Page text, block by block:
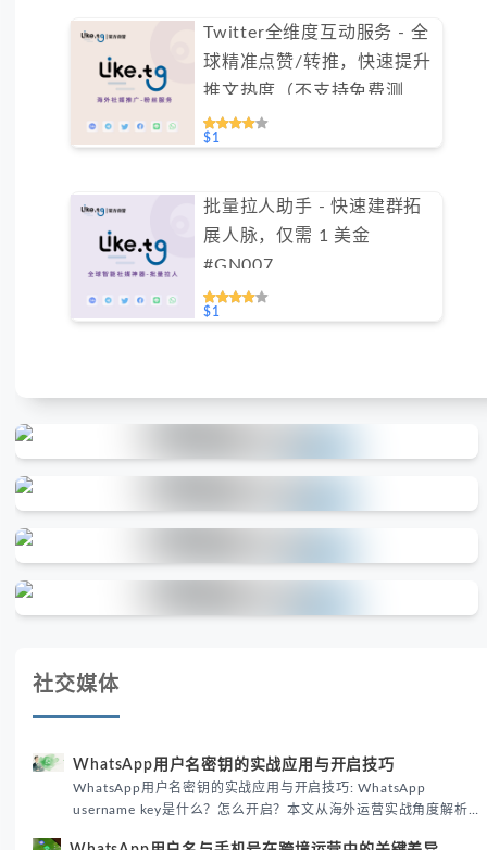
Twitter全维度互动服务 - 全
球精准点赞/转推，快速提升
推文热度（不支持免费测
试）
$1
批量拉人助手 - 快速建群拓
展人脉，仅需 1 美金
#GN007
$1
社交媒体
WhatsApp用户名密钥的实战应用与开启技巧
WhatsApp用户名密钥的实战应用与开启技巧: WhatsApp
username key是什么？怎么开启？本文从海外运营实战角度解析